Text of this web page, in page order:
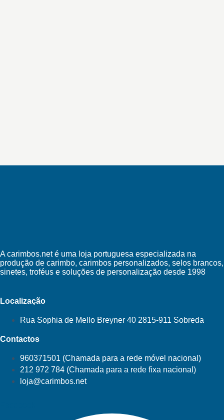
A carimbos.net é uma loja portuguesa especializada na
produção de carimbo, carimbos personalizados, selos brancos,
sinetes, troféus e soluções de personalização desde 1998
Localização
Rua Sophia de Mello Breyner 40 2815-911 Sobreda
Contactos
960371501 (Chamada para a rede móvel nacional)
212 972 784 (Chamada para a rede fixa nacional)
loja@carimbos.net